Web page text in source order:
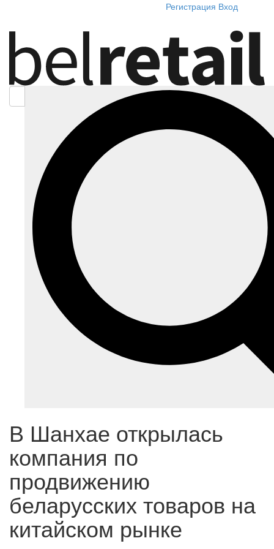
Регистрация Вход
В Шанхае открылась
компания по
продвижению
беларусских товаров на
китайском рынке